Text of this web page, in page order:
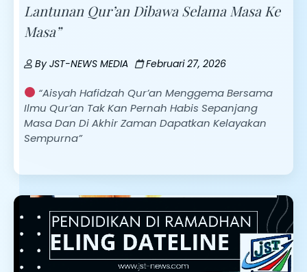
Lantunan Qur’an Dibawa Selama Masa Ke
Masa”
ByJST-NEWS MEDIA Februari 27, 2026
“Aisyah Hafidzah Qur’an Menggema Bersama
Ilmu Qur’an Tak Kan Pernah Habis Sepanjang
Masa Dan Di Akhir Zaman Dapatkan Kelayakan
Sempurna”